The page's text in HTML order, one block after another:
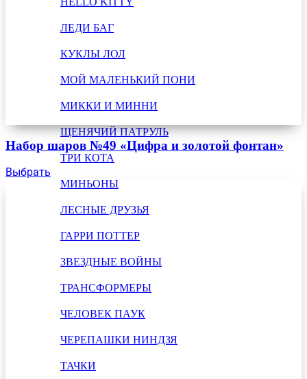
ЛЕДИ БАГ
КУКЛЫ ЛОЛ
МОЙ МАЛЕНЬКИЙ ПОНИ
МИККИ И МИННИ
ЩЕНЯЧИЙ ПАТРУЛЬ
ТРИ КОТА
МИНЬОНЫ
ЛЕСНЫЕ ДРУЗЬЯ
ГАРРИ ПОТТЕР
ЗВЕЗДНЫЕ ВОЙНЫ
ТРАНСФОРМЕРЫ
ЧЕЛОВЕК ПАУК
ЧЕРЕПАШКИ НИНДЗЯ
ТАЧКИ
Набор шаров №49 «Цифра и золотой фонтан»
Выбрать